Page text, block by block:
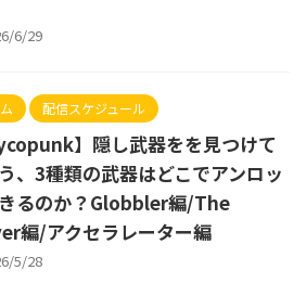
6/29
配信スケジュール
】隠し武器をを見つけて
、3種類の武器はどこでアンロッ
るのか？Globbler編/The
編/アクセラレーター編
5/28